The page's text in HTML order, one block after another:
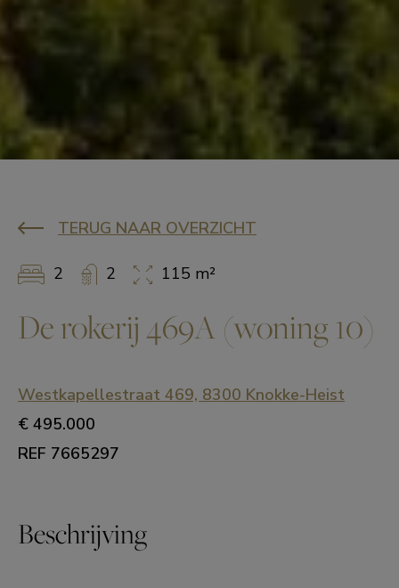
TERUG NAAR OVERZICHT
2 2 115 m²
De rokerij 469A (woning 10)
Westkapellestraat 469, 8300 Knokke-Heist
€ 495.000
REF 7665297
Beschrijving